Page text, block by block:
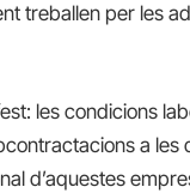
treballen per les
les condicions
a les
d’aquestes